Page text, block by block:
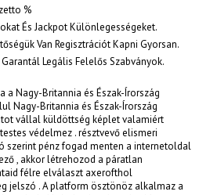
%
És Jackpot Különlegességeket.
Van Regisztrációt Kapni Gyorsan.
Legális Felelős Szabványok.
a Nagy-Britannia és Észak-Írország
Nagy-Britannia és Észak-Írország
vállal küldöttség képlet valamiért
védelmez . résztvevő elismeri
szerint pénz fogad menten a internetoldal
, akkor létrehozod a páratlan
félre elválaszt axerofthol
jelszó . A platform ösztönöz alkalmaz a